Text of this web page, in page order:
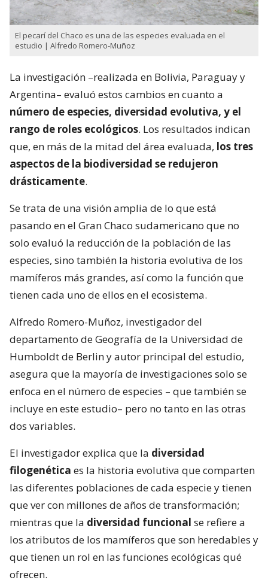
El pecarí del Chaco es una de las especies evaluada en el
estudio | Alfredo Romero-Muñoz
La investigación –realizada en Bolivia, Paraguay y
Argentina– evaluó estos cambios en cuanto a
número de especies, diversidad evolutiva, y el
rango de roles ecológicos. Los resultados indican
que, en más de la mitad del área evaluada, los tres
aspectos de la biodiversidad se redujeron
drásticamente.
Se trata de una visión amplia de lo que está
pasando en el Gran Chaco sudamericano que no
solo evaluó la reducción de la población de las
especies, sino también la historia evolutiva de los
mamíferos más grandes, así como la función que
tienen cada uno de ellos en el ecosistema.
Alfredo Romero-Muñoz, investigador del
departamento de Geografía de la Universidad de
Humboldt de Berlin y autor principal del estudio,
asegura que la mayoría de investigaciones solo se
enfoca en el número de especies – que también se
incluye en este estudio– pero no tanto en las otras
dos variables.
El investigador explica que la diversidad
filogenética es la historia evolutiva que comparten
las diferentes poblaciones de cada especie y tienen
que ver con millones de años de transformación;
mientras que la diversidad funcional se refiere a
los atributos de los mamíferos que son heredables y
que tienen un rol en las funciones ecológicas qué
ofrecen.